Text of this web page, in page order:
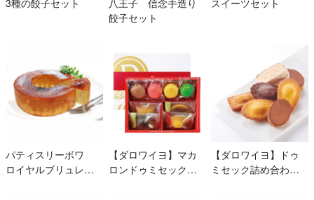
3種の餃子セット
八王子 信念手造り
餃子セット
スイーツセット
パティスリーボワ
ロイヤルブリュレバ
【ダロワイヨ】マカ
ロンドゥミセック詰
【ダロワイヨ】ドゥ
ミセック詰め合わせ